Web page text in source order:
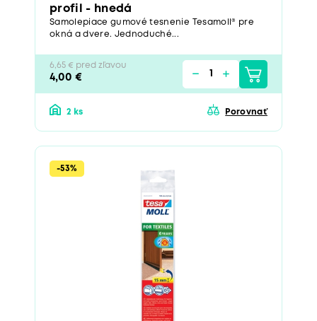
profil - hnedá
Samolepiace gumové tesnenie Tesamoll® pre
okná a dvere. Jednoduché...
6,65 € pred zľavou
4,00 €
2 ks Porovnať
-53%